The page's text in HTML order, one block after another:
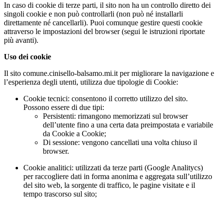
In caso di cookie di terze parti, il sito non ha un controllo diretto dei
singoli cookie e non può controllarli (non può né installarli
direttamente né cancellarli). Puoi comunque gestire questi cookie
attraverso le impostazioni del browser (segui le istruzioni riportate
più avanti).
Uso dei cookie
Il sito comune.cinisello-balsamo.mi.it per migliorare la navigazione e
l’esperienza degli utenti, utilizza due tipologie di Cookie:
Cookie tecnici: consentono il corretto utilizzo del sito.
Possono essere di due tipi:
Persistenti: rimangono memorizzati sul browser
dell’utente fino a una certa data preimpostata e variabile
da Cookie a Cookie;
Di sessione: vengono cancellati una volta chiuso il
browser.
Cookie analitici: utilizzati da terze parti (Google Analitycs)
per raccogliere dati in forma anonima e aggregata sull’utilizzo
del sito web, la sorgente di traffico, le pagine visitate e il
tempo trascorso sul sito;